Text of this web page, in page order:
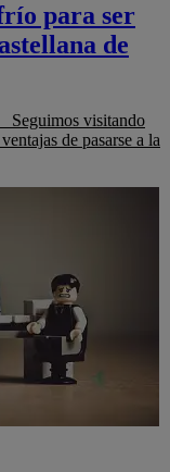
para ser
de
Seguimos visitando
de pasarse a la